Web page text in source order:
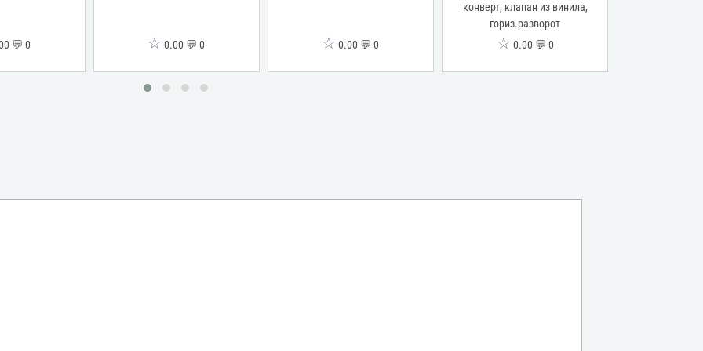
💬 0 ☆ 0.00 💬 0 ☆ 0.00 💬 0
конверт, клапан из винила,
гориз.разворот
☆ 0.00 💬 0